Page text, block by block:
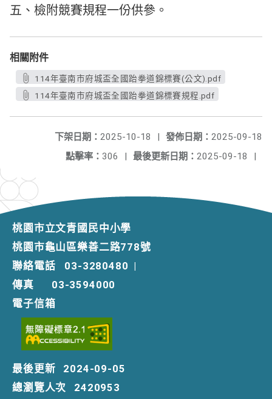
五、檢附競賽規程一份供參。
相關附件
114年臺南市府城盃全國跆拳道錦標賽(公文).pdf
114年臺南市府城盃全國跆拳道錦標賽規程.pdf
發佈日期： 2025-09-18
下架日期： 2025-10-18
|
最後更新日期： 2025-09-18 |
點擊率： 306 |
桃園市立文青國民中小學
桃園市龜山區樂善二路778號
聯絡電話
03-3280480 |
傳真
03-3594000
電子信箱
最後更新
2024-09-05
總瀏覽人次
2420953